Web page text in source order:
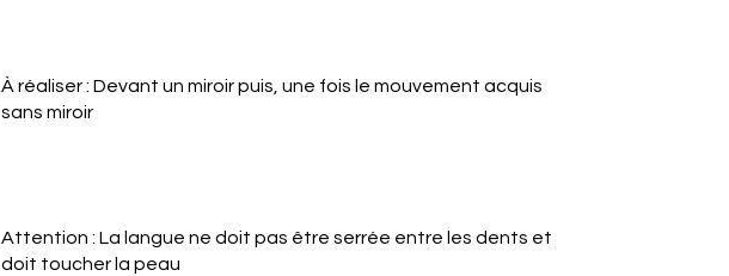
À réaliser : Devant un miroir puis, une fois le mouvement acquis
sans miroir
Attention : La langue ne doit pas être serrée entre les dents et
doit toucher la peau